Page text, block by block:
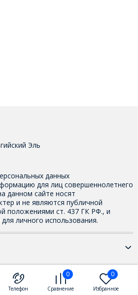
Эль
данных
для лиц совершеннолетнего
данном сайте носят
и не являются публичной
положениями ст. 437 ГК РФ., и
личного использования.
Телефон
0
Сравнение
0
Избранное